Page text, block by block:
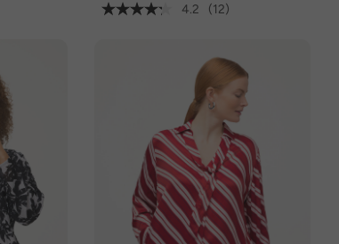
4.2
(12)